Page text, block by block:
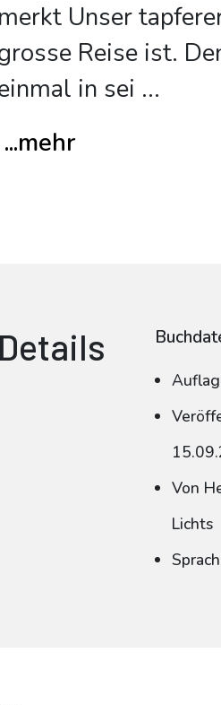
merkt Unser
Reise ist.
in sei ...
...mehr
Details
Von
Lichts